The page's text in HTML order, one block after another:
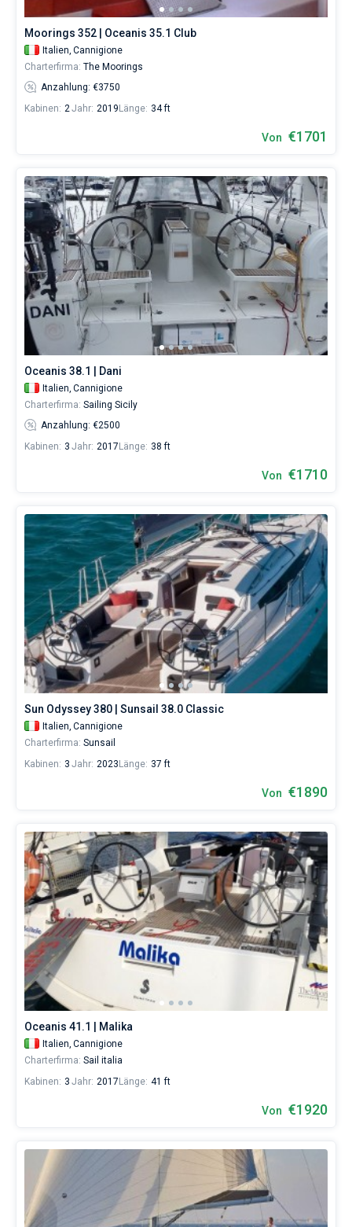
Moorings 352 | Oceanis 35.1 Club
Italien, Cannigione
Charterfirma: The Moorings
Anzahlung: €3750
Kabinen: 2Jahr: 2019 Länge: 34 ft
Von €1701
Oceanis 38.1 | Dani
Italien, Cannigione
Charterfirma: Sailing Sicily
Anzahlung: €2500
Kabinen: 3 Jahr: 2017 Länge: 38 ft
Von €1710
Sun Odyssey 380 | Sunsail 38.0 Classic
Italien, Cannigione
Charterfirma: Sunsail
Kabinen: 3 Jahr: 2023 Länge: 37 ft
Von €1890
Oceanis 41.1 | Malika
Italien, Cannigione
Charterfirma: Sail italia
Kabinen: 3 Jahr: 2017 Länge: 41 ft
Von €1920